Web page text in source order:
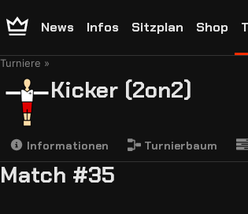
News Infos Sitzplan Shop
Turniere
Kicker (2on2)
Informationen Turnierbaum
Match #35